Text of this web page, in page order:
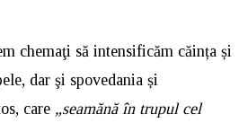
chemaţi să intensificăm căința și
dar şi spovedania și
care „seamănă în trupul cel